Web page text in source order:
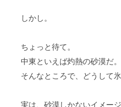
しかし。
ちょっと待て。
中東といえば灼熱の砂漠だ。
そんなところで、どうして
実は、砂漠しかないイメー